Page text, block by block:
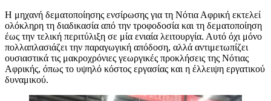
Η μηχανή δεματοποίησης ενσίρωσης για τη Νότια Αφρική εκτελεί
ολόκληρη τη διαδικασία από την τροφοδοσία και τη δεματοποίηση
έως την τελική περιτύλιξη σε μία ενιαία λειτουργία. Αυτό όχι μόνο
πολλαπλασιάζει την παραγωγική απόδοση, αλλά αντιμετωπίζει
ουσιαστικά τις μακροχρόνιες γεωργικές προκλήσεις της Νότιας
Αφρικής, όπως το υψηλό κόστος εργασίας και η έλλειψη εργατικού
δυναμικού.